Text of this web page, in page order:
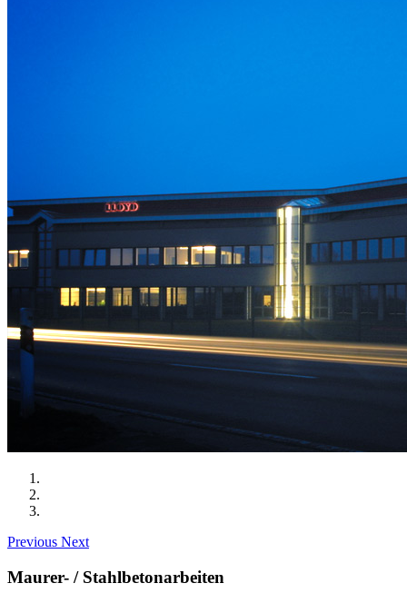
Previous Next
Maurer- / Stahlbetonarbeiten